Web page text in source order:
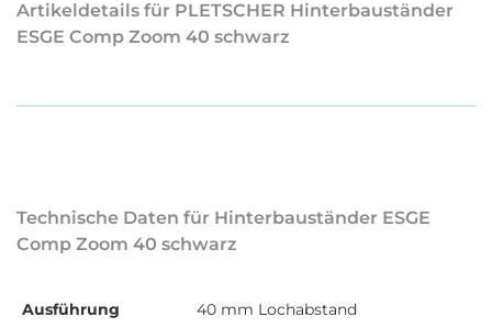
Artikeldetails für PLETSCHER Hinterbauständer
ESGE Comp Zoom 40 schwarz
Technische Daten für Hinterbauständer ESGE
Comp Zoom 40 schwarz
Ausführung
40 mm Lochabstand